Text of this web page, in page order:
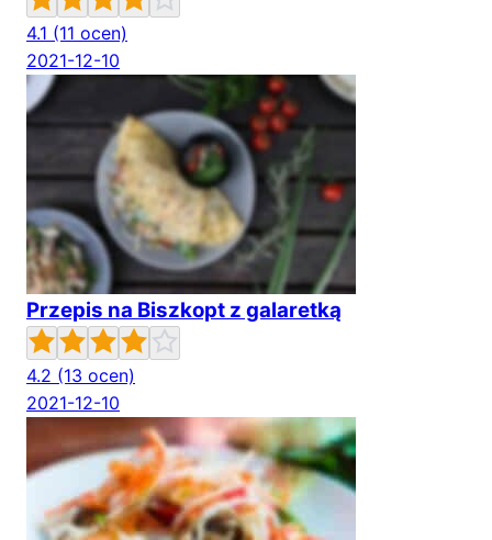
4.1 (11 ocen)
2021-12-10
Przepis na Biszkopt z galaretką
4.2 (13 ocen)
2021-12-10